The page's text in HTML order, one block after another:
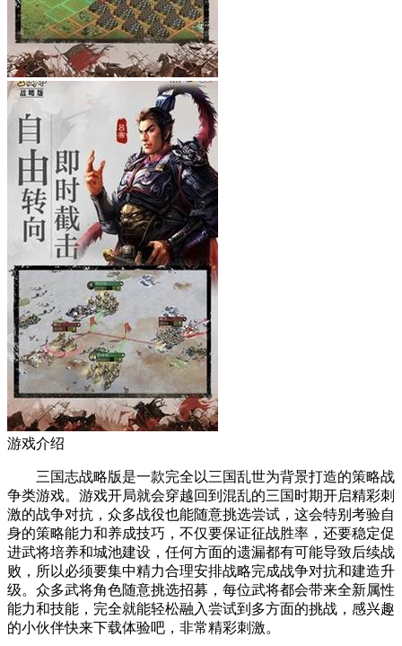
游戏介绍
三国志战略版是一款完全以三国乱世为背景打造的策略战
争类游戏。游戏开局就会穿越回到混乱的三国时期开启精彩刺
激的战争对抗，众多战役也能随意挑选尝试，这会特别考验自
身的策略能力和养成技巧，不仅要保证征战胜率，还要稳定促
进武将培养和城池建设，任何方面的遗漏都有可能导致后续战
败，所以必须要集中精力合理安排战略完成战争对抗和建造升
级。众多武将角色随意挑选招募，每位武将都会带来全新属性
能力和技能，完全就能轻松融入尝试到多方面的挑战，感兴趣
的小伙伴快来下载体验吧，非常精彩刺激。